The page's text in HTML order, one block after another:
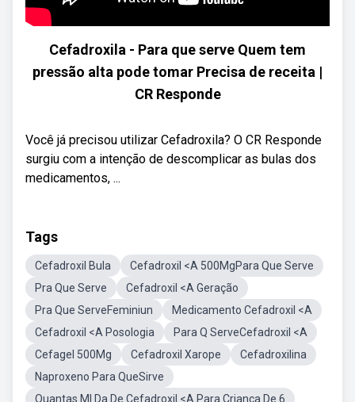
Cefadroxila - Para que serve Quem tem
pressão alta pode tomar Precisa de receita |
CR Responde
Você já precisou utilizar Cefadroxila? O CR Responde
surgiu com a intenção de descomplicar as bulas dos
medicamentos, ...
Tags
Cefadroxil Bula
Cefadroxil <A 500MgPara Que Serve
Pra Que Serve
Cefadroxil <A Geração
Pra Que ServeFeminiun
Medicamento Cefadroxil <A
Cefadroxil <A Posologia
Para Q ServeCefadroxil <A
Cefagel 500Mg
Cefadroxil Xarope
Cefadroxilina
Naproxeno Para QueSirve
Quantas Ml Da De Cefadroxil <A Para Crianca De 6